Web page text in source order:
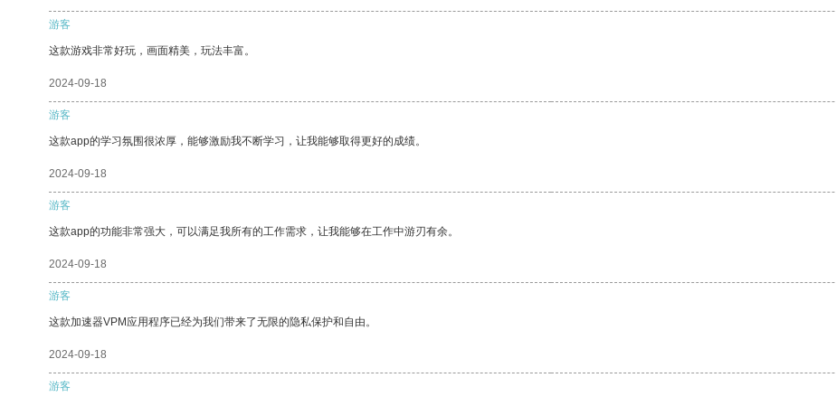
游客
这款游戏非常好玩，画面精美，玩法丰富。
2024-09-18
游客
这款app的学习氛围很浓厚，能够激励我不断学习，让我能够取得更好的成绩。
2024-09-18
游客
这款app的功能非常强大，可以满足我所有的工作需求，让我能够在工作中游刃有余。
2024-09-18
游客
这款加速器VPM应用程序已经为我们带来了无限的隐私保护和自由。
2024-09-18
游客